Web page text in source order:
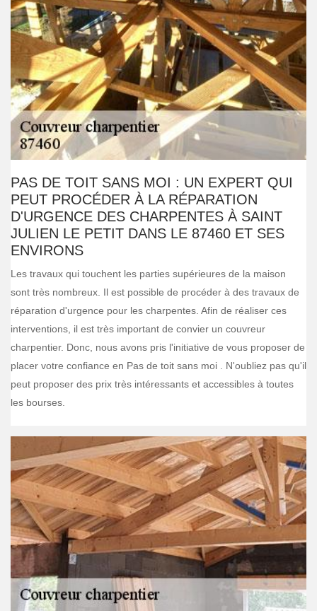
PAS DE TOIT SANS MOI : UN EXPERT QUI
PEUT PROCÉDER À LA RÉPARATION
D'URGENCE DES CHARPENTES À SAINT
JULIEN LE PETIT DANS LE 87460 ET SES
ENVIRONS
Les travaux qui touchent les parties supérieures de la maison
sont très nombreux. Il est possible de procéder à des travaux de
réparation d'urgence pour les charpentes. Afin de réaliser ces
interventions, il est très important de convier un couvreur
charpentier. Donc, nous avons pris l'initiative de vous proposer de
placer votre confiance en Pas de toit sans moi . N'oubliez pas qu'il
peut proposer des prix très intéressants et accessibles à toutes
les bourses.